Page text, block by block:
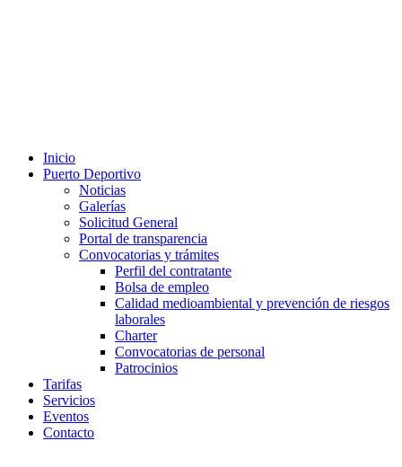
Inicio
Puerto Deportivo
Noticias
Galerías
Solicitud General
Portal de transparencia
Convocatorias y trámites
Perfil del contratante
Bolsa de empleo
Calidad medioambiental y prevención de riesgos
laborales
Charter
Convocatorias de personal
Patrocinios
Tarifas
Servicios
Eventos
Contacto